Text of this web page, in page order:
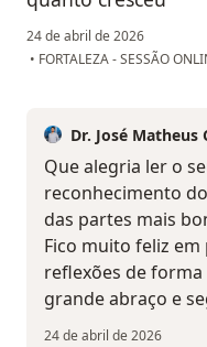
24 de abril de 2026
• FORTALEZA - SESSÃO
Dr. José Matheus
Que alegria ler o
reconhecimento
das partes mais
Fico muito feliz
reflexões de forma
grande abraço e
24 de abril de 2026